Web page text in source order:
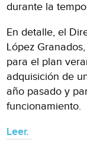
durante la
En detalle, el
López
para el plan
adquisición de
año pasado y
funcionamiento.
Leer.